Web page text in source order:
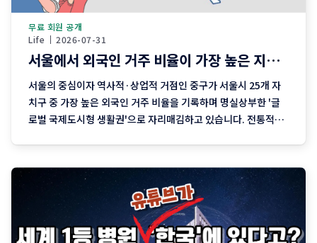
Life 2026-07-31
무료 회원 공개
서울에서 외국인 거주 비율이 가장 높은 지역은?
서울의 중심이자 역사적·상업적 거점인 중구가 서울시 25개 자
치구 중 가장 높은 외국인 거주 비율을 기록하며 명실상부한 '글
로벌 국제도시형 생활권'으로 자리매김하고 있습니다. 전통적인
특한 다문화 지역으로 자리 잡았습니다. 2026년 5월 기준 최신